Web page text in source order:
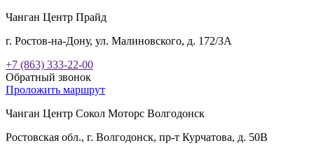
Чанган Центр Прайд
г. Ростов-на-Дону, ул. Малиновского, д. 172/3А
+7 (863) 333-22-00
Обратный звонок
Проложить маршрут
Чанган Центр Сокол Моторс Волгодонск
Ростовская обл., г. Волгодонск, пр-т Курчатова, д. 50В